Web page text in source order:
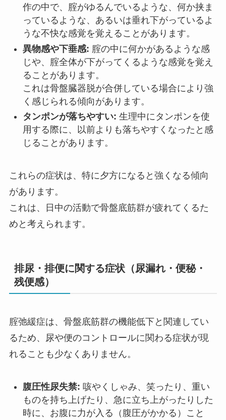
作の中で、腟がゆるんでいるような、何か挟ま
っているような、あるいは垂れ下がっているよ
うな不快な感覚を覚えることがあります。
異物感や下垂感: 腟の中に何かがあるような感
じや、腟全体が下がってくるような感覚を覚え
ることがあります。
これは骨盤臓器脱が合併している場合により強
く感じられる傾向があります。
タンポンが落ちやすい: 生理中にタンポンを使
用する際に、以前よりも落ちやすくなったと感
じることがあります。
これらの症状は、特に夕方になると強くなる傾向
があります。
これは、日中の活動で骨盤底筋群が疲れてくるた
めと考えられます。
排尿・排便に関する症状（尿漏れ・便秘・
残便感）
腟弛緩症は、骨盤底筋群の機能低下と関連してい
るため、尿や便のコントロールに関わる症状が現
れることも少なくありません。
腹圧性尿失禁: 咳やくしゃみ、笑ったり、重い
ものを持ち上げたり、急に立ち上がったりした
時に、お腹に力が入る（腹圧がかかる）こと